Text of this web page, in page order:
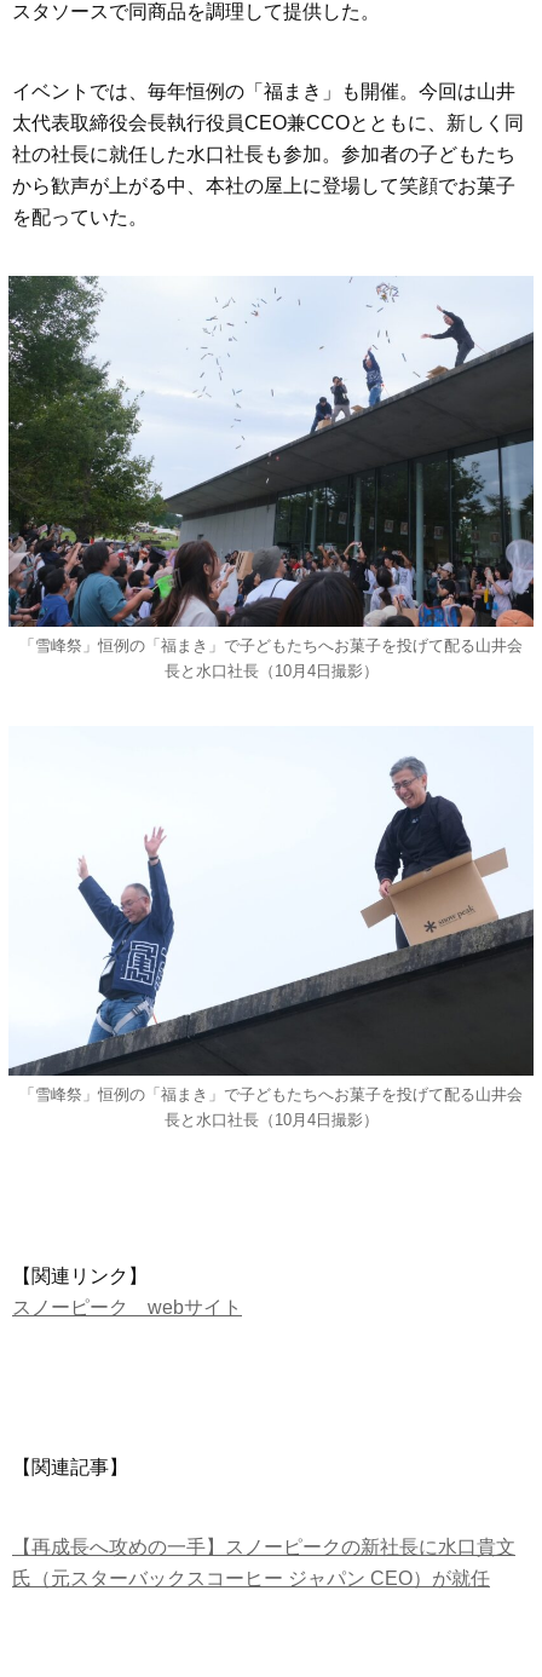
スタソースで同商品を調理して提供した。
イベントでは、毎年恒例の「福まき」も開催。今回は山井
太代表取締役会長執行役員CEO兼CCOとともに、新しく同
社の社長に就任した水口社長も参加。参加者の子どもたち
から歓声が上がる中、本社の屋上に登場して笑顔でお菓子
を配っていた。
「雪峰祭」恒例の「福まき」で子どもたちへお菓子を投げて配る山井会
長と水口社長（10月4日撮影）
「雪峰祭」恒例の「福まき」で子どもたちへお菓子を投げて配る山井会
長と水口社長（10月4日撮影）
【関連リンク】
スノーピーク webサイト
【関連記事】
【再成長へ攻めの一手】スノーピークの新社長に水口貴文
氏（元スターバックスコーヒー ジャパン CEO）が就任